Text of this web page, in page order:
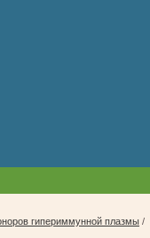
гипериммунной плазмы /